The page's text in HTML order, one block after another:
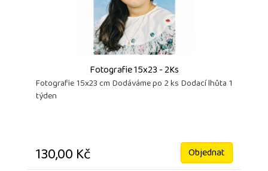
Fotografie 15x23 - 2Ks
Fotografie 15x23 cm Dodáváme po 2 ks Dodací lhůta 1
týden
130,00 Kč Objednat